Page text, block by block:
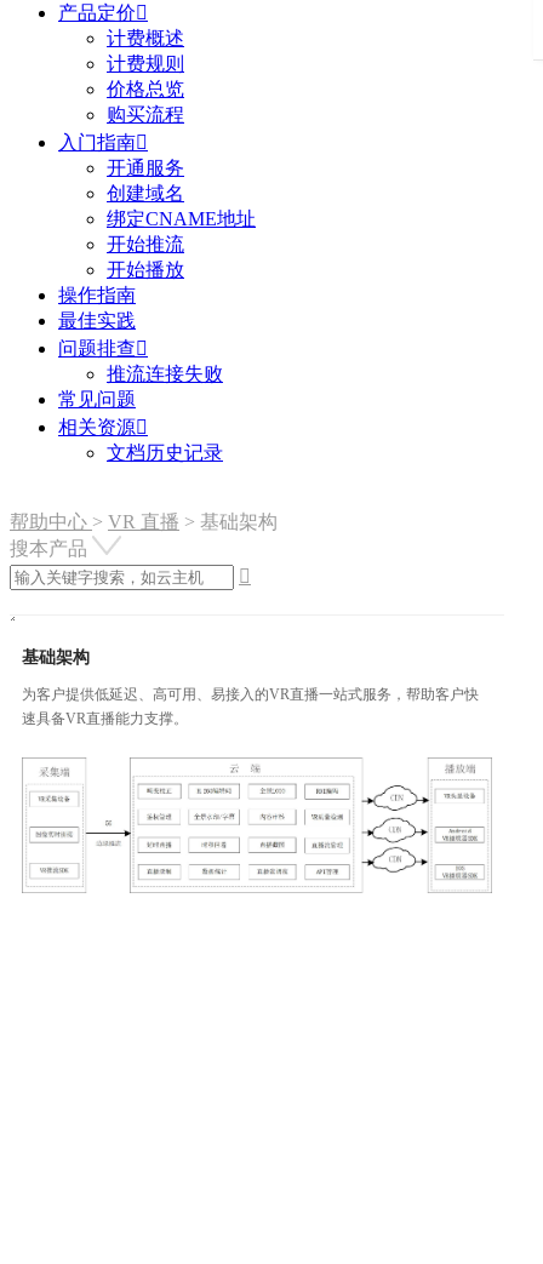
产品定价
计费概述
计费规则
价格总览
购买流程
入门指南
开通服务
创建域名
绑定CNAME地址
开始推流
开始播放
操作指南
最佳实践
问题排查
推流连接失败
常见问题
相关资源
文档历史记录
帮助中心 > VR 直播 > 基础架构
搜本产品

基础架构
为客户提供低延迟、高可用、易接入的VR直播一站式服务，帮助客户快
速具备VR直播能力支撑。